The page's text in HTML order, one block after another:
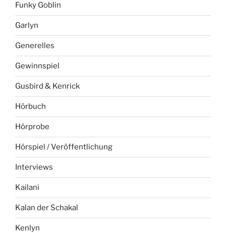
Funky Goblin
Garlyn
Generelles
Gewinnspiel
Gusbird & Kenrick
Hörbuch
Hörprobe
Hörspiel / Veröffentlichung
Interviews
Kailani
Kalan der Schakal
Kenlyn